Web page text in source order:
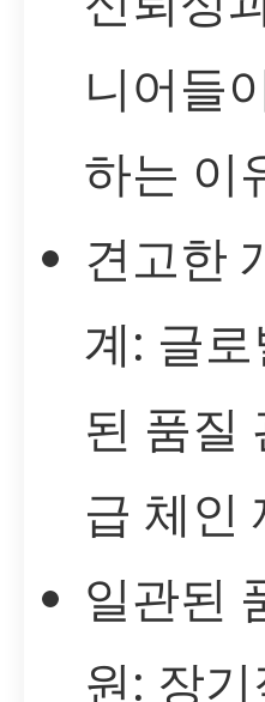
니어들
하는 이
견고한
계: 글
된 품질
급 체인
일관된
원: 장